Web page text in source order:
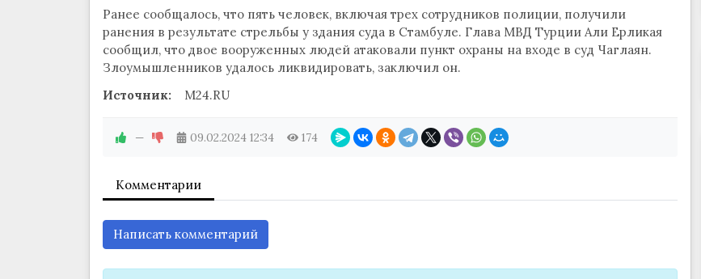
Ранее сообщалось, что пять человек, включая трех сотрудников полиции, получили
ранения в результате стрельбы у здания суда в Стамбуле. Глава МВД Турции Али Ерликая
сообщил, что двое вооруженных людей атаковали пункт охраны на входе в суд Чаглаян.
Злоумышленников удалось ликвидировать, заключил он.
Источник:
M24.RU
— 09.02.2024 12:34 174
Комментарии
Написать комментарий